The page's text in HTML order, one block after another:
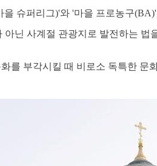
슈퍼리그)'와 '마을 프로농구
닌 사계절 관광지로 발전하는 법
를 부각시킬 때 비로소 독특한 문